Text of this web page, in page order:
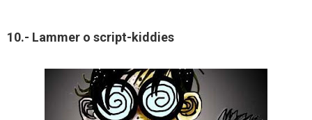
10.- Lammer o script-kiddies